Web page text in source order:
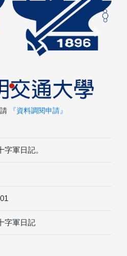
軍日記。
字軍日記
Next
『資料調閱申請』